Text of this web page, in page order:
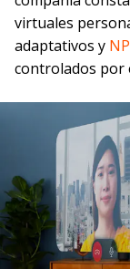
virtuales
adaptativos y
controlados por